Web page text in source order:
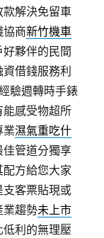
款解決免留車
協商新竹機車
夥伴的民間
借錢服務利
驗週轉時手錶
能感受物超所
業濕氣重吃什
管道分獨享
方給您大家
支客票貼現或
業趨勢未上市
利的無理壓